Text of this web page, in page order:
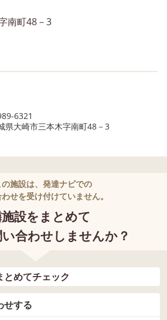
南町48－3
6321
県大崎市三本木字南町48－3
施設は、発達ナビでの
せを受け付けていません。
設をまとめて
合わせしませんか？
めてチェック
せする